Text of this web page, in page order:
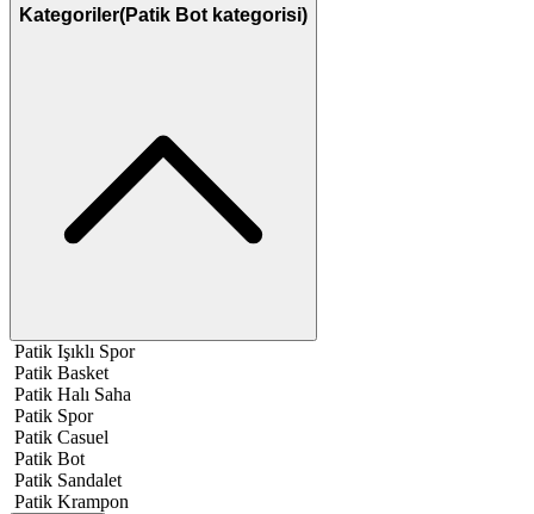
Kategoriler(Patik Bot kategorisi)
Patik Işıklı Spor
Patik Basket
Patik Halı Saha
Patik Spor
Patik Casuel
Patik Bot
Patik Sandalet
Patik Krampon